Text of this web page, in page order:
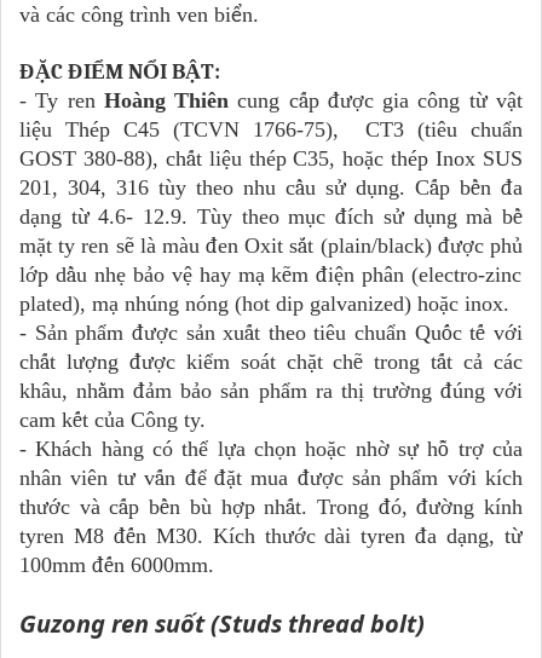
và các công trình ven biển.
ĐẶC ĐIỂM NỔI BẬT:
- Ty ren Hoàng Thiên cung cấp được gia công từvật
liệu Thép C45 (TCVN 1766-75), CT3 (tiêu chuẩn
GOST 380-88), chất liệu thép C35, hoặc thép Inox SUS
201, 304, 316 tùy theo nhu cầu sửdụng. Cấp bền đa
dạng từ4.6- 12.9. Tùy theo mụcđích sửdụng mà bề
mặt ty ren sẽlà màu đen Oxit sắt (plain/black) được phủ
lớp dầu nhẹbảo vệhay mạ kẽmđiện phân (electro-zinc
plated), mạ nhúng nóng (hot dip galvanized) hoặc inox.
- Sản phẩm được sản xuất theo tiêu chuẩn Quốc tế với
chất lượng được kiểm soát chặt chẽ trong tất cả các
khâu, nhằmđảm bảo sản phẩm ra thị trường đúng với
cam kết của Công ty.
- Khách hàng có thể lựa chọn hoặc nhờsựhỗ trợcủa
nhân viên tưvấn để đặt mua được sản phẩm với kích
thước và cấp bền bù hợp nhất. Trong đó,đường kính
tyren M8 đến M30. Kích thước dài tyrenđa dạng, từ
100mm đến 6000mm.
Guzong ren suốt (Studs thread bolt)